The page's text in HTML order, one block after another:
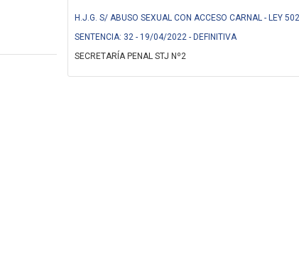
H.J.G. S/ ABUSO SEXUAL CON ACCESO CARNAL - LEY
SENTENCIA: 32 - 19/04/2022 - DEFINITIVA
SECRETARÍA PENAL STJ Nº2